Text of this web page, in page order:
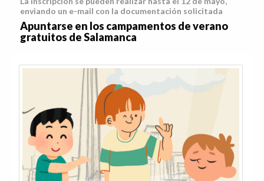
enviando un e-mail con la documentación solicitada
Apuntarse en los campamentos de verano
gratuitos de Salamanca